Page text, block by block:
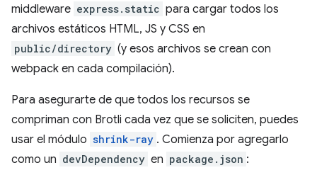
middleware express.static para cargar todos los
archivos estáticos HTML, JS y CSS en
public/directory (y esos archivos se crean con
webpack en cada compilación).
Para asegurarte de que todos los recursos se
compriman con Brotli cada vez que se soliciten, puedes
usar el módulo shrink-ray . Comienza por agregarlo
como un devDependency en package.json :